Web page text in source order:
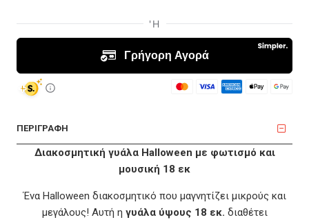
ΠΕΡΙΓΡΑΦΗ
Διακοσμητική γυάλα Halloween με φωτισμό και
μουσική 18 εκ
Ένα Halloween διακοσμητικό που μαγνητίζει μικρούς και
μεγάλους! Αυτή η γυάλα ύψους 18 εκ. διαθέτει